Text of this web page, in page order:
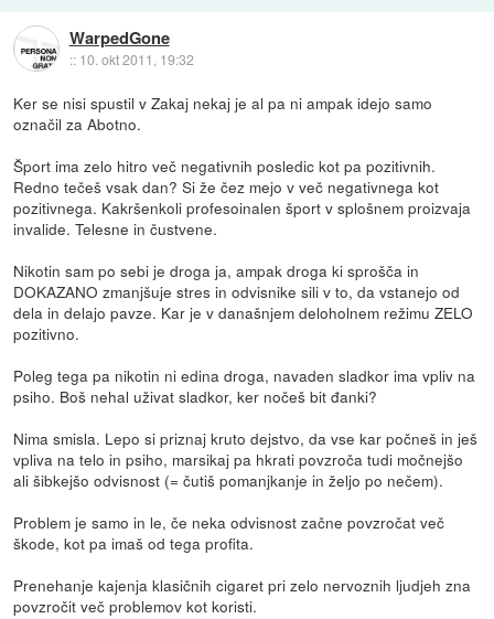
WarpedGone
:: 10. okt 2011, 19:32
Ker se nisi spustil v Zakaj nekaj je al pa ni ampak idejo samo
označil za Abotno.
Šport ima zelo hitro več negativnih posledic kot pa pozitivnih.
Redno tečeš vsak dan? Si že čez mejo v več negativnega kot
pozitivnega. Kakršenkoli profesoinalen šport v splošnem proizvaja
invalide. Telesne in čustvene.
Nikotin sam po sebi je droga ja, ampak droga ki sprošča in
DOKAZANO zmanjšuje stres in odvisnike sili v to, da vstanejo od
dela in delajo pavze. Kar je v današnjem deloholnem režimu ZELO
pozitivno.
Poleg tega pa nikotin ni edina droga, navaden sladkor ima vpliv na
psiho. Boš nehal uživat sladkor, ker nočeš bit đanki?
Nima smisla. Lepo si priznaj kruto dejstvo, da vse kar počneš in ješ
vpliva na telo in psiho, marsikaj pa hkrati povzroča tudi močnejšo
ali šibkejšo odvisnost (= čutiš pomanjkanje in željo po nečem).
Problem je samo in le, če neka odvisnost začne povzročat več
škode, kot pa imaš od tega profita.
Prenehanje kajenja klasičnih cigaret pri zelo nervoznih ljudjeh zna
povzročit več problemov kot koristi.